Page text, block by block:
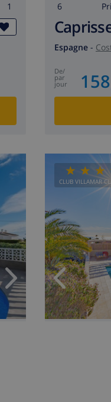
1 6
Espagne -
de/
par
jour
CLUB VILLAMAR